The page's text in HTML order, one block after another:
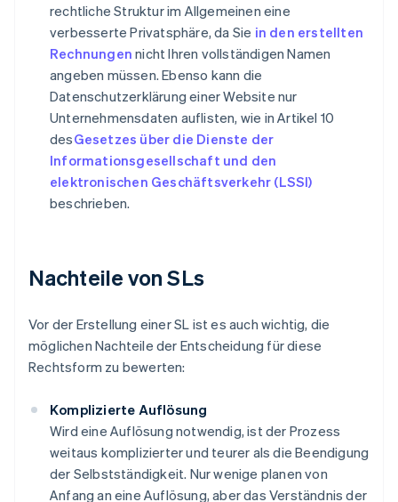
rechtliche Struktur im Allgemeinen eine
verbesserte Privatsphäre, da Sie in den erstellten
Rechnungen nicht Ihren vollständigen Namen
angeben müssen. Ebenso kann die
Datenschutzerklärung einer Website nur
Unternehmensdaten auflisten, wie in Artikel 10
desGesetzes über die Dienste der
Informationsgesellschaft und den
elektronischen Geschäftsverkehr (LSSI)
beschrieben.
Nachteile von SLs
Vor der Erstellung einer SL ist es auch wichtig, die
möglichen Nachteile der Entscheidung für diese
Rechtsform zu bewerten:
Komplizierte Auflösung
Wird eine Auflösung notwendig, ist der Prozess
weitaus komplizierter und teurer als die Beendigung
der Selbstständigkeit. Nur wenige planen von
Anfang an eine Auflösung, aber das Verständnis der